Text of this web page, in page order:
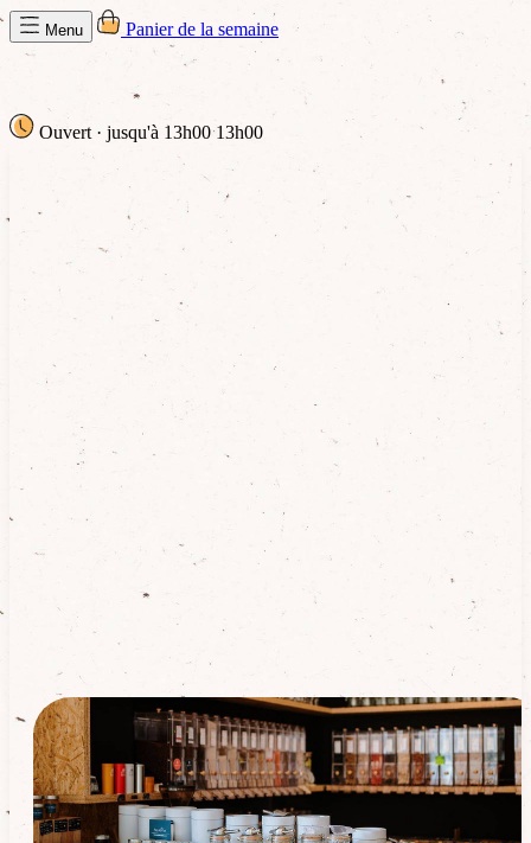
Menu Panier de la semaine
Ouvert · jusqu'à 13h00 13h00
Nos produits